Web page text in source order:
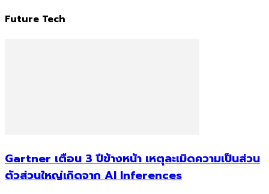
Future Tech
Gartner เตือน 3 ปีข้างหน้า เหตุละเมิดความเป็นส่วน
ตัวส่วนใหญ่เกิดจาก AI Inferences